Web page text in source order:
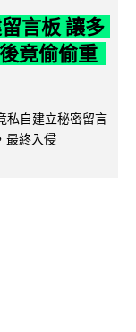
言板 讓多
竟偷偷重
私自建立秘密留言
最終入侵